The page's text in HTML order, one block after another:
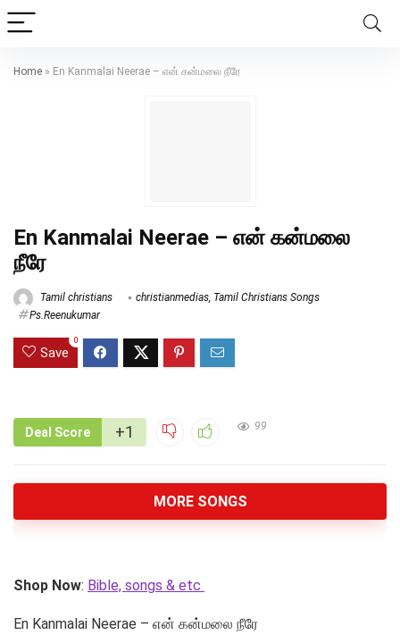
Home » En Kanmalai Neerae – என் கன்மலை நீரே
En Kanmalai Neerae – என் கன்மலை
நீரே
Tamil christians christianmedias, Tamil Christians Songs
Ps.Reenukumar
Save
0
Deal Score +1 99
MORE SONGS
Shop Now: Bible, songs & etc
En Kanmalai Neerae – என் கன்மலை நீரே